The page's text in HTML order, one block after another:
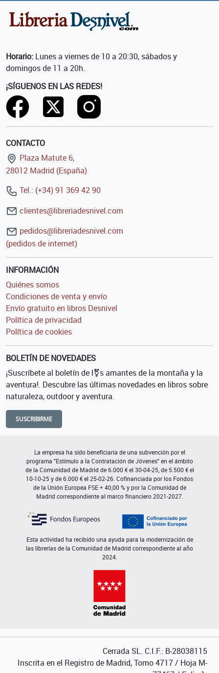
Horario: Lunes a viernes de 10 a 20:30, sábados y
domingos de 11 a 20h.
¡SÍGUENOS EN LAS REDES!
CONTACTO
Plaza Matute 6,
28012 Madrid (España)
Tel.: (+34) 91 369 42 90
clientes@libreriadesnivel.com
pedidos@libreriadesnivel.com
(pedidos de internet)
INFORMACIÓN
Quiénes somos
Condiciones de venta y envío
Envío gratuito en libros Desnivel
Política de privacidad
Política de cookies
BOLETÍN DE NOVEDADES
¡Suscríbete al boletín de l⚧s amantes de la montaña y la
aventura!. Descubre las últimas novedades en libros sobre
naturaleza, outdoor y aventura.
SUSCRIBIRME
La empresa ha sido beneficiaria de una subvención por el
programa "Estímulo a la Contratación de Jóvenes" en el ámbito
de la Comunidad de Madrid de 6.000 € el 30-04-25, de 5.500 € el
10-10-25 y de 6.000 € el 25-02-26. Cofinanciada por los Fondos
de la Unión Europea FSE + 40,00 % y por la Comunidad de
Madrid correspondiente al marco financiero 2021-2027.
Esta actividad ha recibido una ayuda para la modernización de
las librerías de la Comunidad de Madrid correspondiente al año
2024.
Cerrada SL. C.I.F.: B-28038115
Inscrita en el Registro de Madrid, Tomo 4717 / Hoja M-